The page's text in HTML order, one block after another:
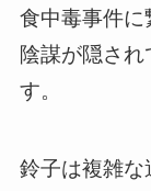
食中毒事件
陰謀が隠さ
す。
鈴子は複雑な